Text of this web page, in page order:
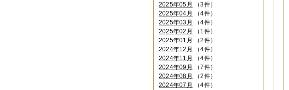
2025年05月
（3件）
2025年04月
（4件）
2025年03月
（4件）
2025年02月
（1件）
2025年01月
（2件）
2024年12月
（4件）
2024年11月
（4件）
2024年09月
（7件）
2024年08月
（2件）
2024年07月
（4件）